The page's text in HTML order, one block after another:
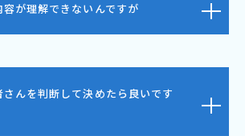
容が理解できないんですが
さんを判断して決めたら良いです